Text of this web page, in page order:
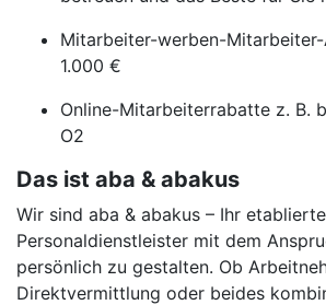
Mitarbeiter-werben-
1.000 €
Online-Mitarbeiterrabatte z. B.
O2
Das ist aba & abakus
Wir sind aba & abakus – Ihr
Personaldienstleister mit dem
persönlich zu gestalten. Ob
Direktvermittlung oder beides